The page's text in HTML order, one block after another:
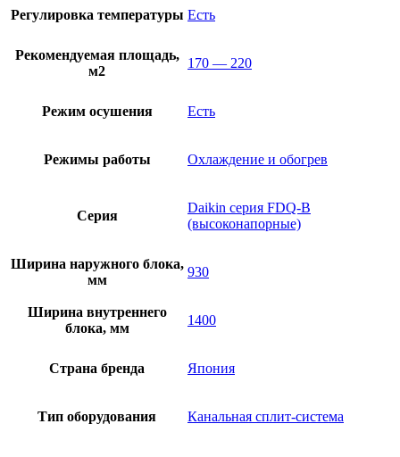
Регулировка температуры Есть
Рекомендуемая площадь,
м2
170 — 220
Режим осушения Есть
Режимы работы Охлаждение и обогрев
Серия
Daikin серия FDQ-B
(высоконапорные)
Ширина наружного блока,
мм
930
Ширина внутреннего
блока, мм
1400
Страна бренда Япония
Тип оборудования Канальная сплит-система